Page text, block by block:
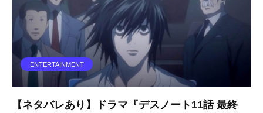
ENTERTAINMENT
【ネタバレあり】ドラマ『デスノート11話 最終